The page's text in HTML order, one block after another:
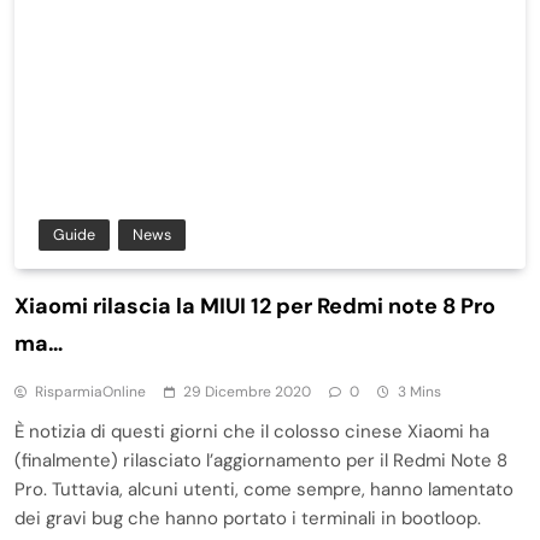
Guide News
Xiaomi rilascia la MIUI 12 per Redmi note 8 Pro
ma…
RisparmiaOnline 29 Dicembre 2020 0 3 Mins
È notizia di questi giorni che il colosso cinese Xiaomi ha
(finalmente) rilasciato l’aggiornamento per il Redmi Note 8
Pro. Tuttavia, alcuni utenti, come sempre, hanno lamentato
dei gravi bug che hanno portato i terminali in bootloop.